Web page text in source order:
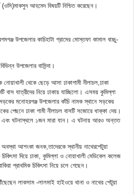
আহমেদ বিষয়টি নিশ্চিত করেছেন।
উপজেলার কাচিহাটা গ্রামের মোস্তফা কামাল বাচ্চু-
উপজেলার বাসিন্দা।
নোয়াখালী থেকে ছেড়ে আসা ঢাকাগামী নীলাচল,ঢাকা
বাস যাত্রীদের নিয়ে ঢাকায় যাচ্ছিলো। এসময় কুমিল্লা
মনোহরগঞ্জ উপজেলার কাঁচি নামক স্থানে সড়কের
পেছনে ঢাকা গামী নীলাচল বাসটি সজোরে ধাক্কা দেয়।
এবং ঘটনাস্থলে ১জন মারা যান। এ ঘটনায় আরও অন্তত
আশংকা জনক,তাদেরকে স্থানীয় নাথেরপেটুয়া
দিয়ে ঢাকা, কুমিল্লা ও নোয়াখালী মেডিকেল কলেজ
প্রাথমিক চিকিৎসা নিয়ে চলে গেছেন।
লাকসাম -লালমাই হাইওয়ে থানা ও নাথের পেটুয়া